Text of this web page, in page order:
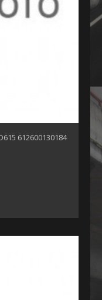
612600130184